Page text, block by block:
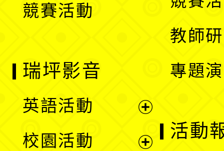
競賽活動
教師
專題
瑞坪影音
英語活動
校園活動
活動